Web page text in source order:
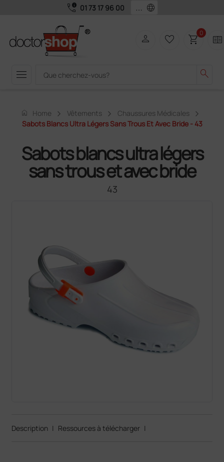
call_quality 01 73 17 96 00 language
menu search
person favorite_border shopping_cart0 two_pager
home Home Vêtements
Chaussures Médicales
Sabots Blancs Ultra Légers Sans Trous Et Avec Bride - 43
Sabots blancs ultra légers
sans trous et avec bride
43
Description | Ressources à télécharger |